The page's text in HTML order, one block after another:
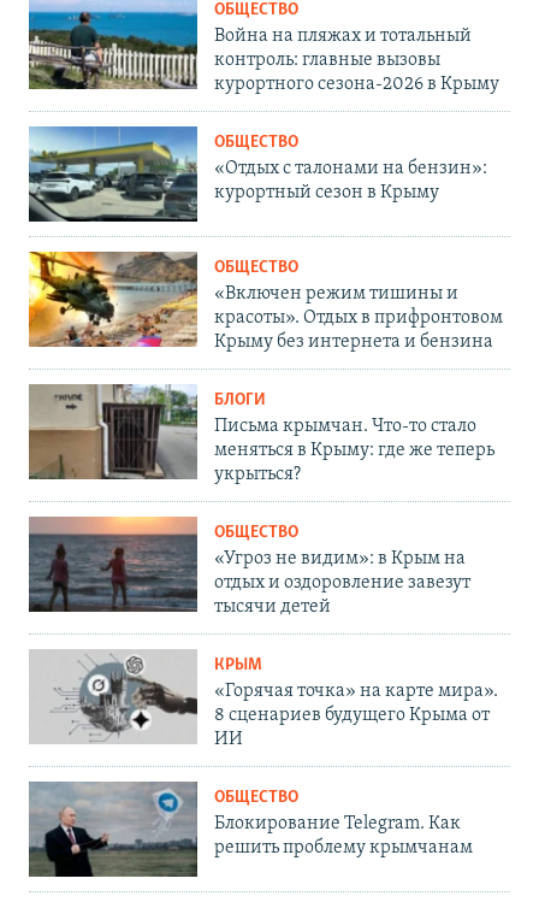
ОБЩЕСТВО
Война на пляжах и тотальный
контроль: главные вызовы
курортного сезона-2026 в Крыму
ОБЩЕСТВО
«Отдых с талонами на бензин»:
курортный сезон в Крыму
ОБЩЕСТВО
«Включен режим тишины и
красоты». Отдых в прифронтовом
Крыму без интернета и бензина
БЛОГИ
Письма крымчан. Что-то стало
меняться в Крыму: где же теперь
укрыться?
ОБЩЕСТВО
«Угроз не видим»: в Крым на
отдых и оздоровление завезут
тысячи детей
КРЫМ
«Горячая точка» на карте мира».
8 сценариев будущего Крыма от
ИИ
ОБЩЕСТВО
Блокирование Telegram. Как
решить проблему крымчанам